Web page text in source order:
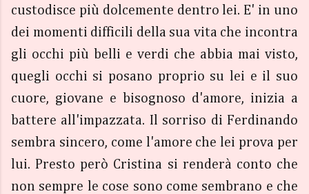
custodisce più dolcemente dentro lei. E' in uno
dei momenti difficili della sua vita che incontra
gli occhi più belli e verdi che abbia mai visto,
quegli occhi si posano proprio su lei e il suo
cuore, giovane e bisognoso d'amore, inizia a
battere all'impazzata. Il sorriso di Ferdinando
sembra sincero, come l'amore che lei prova per
lui. Presto però Cristina si renderà conto che
non sempre le cose sono come sembrano e che